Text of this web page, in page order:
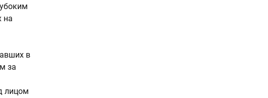
на
в
за
лицом